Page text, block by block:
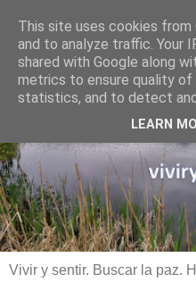
Vivir y sentir. Buscar la paz.
This site uses cookies
and to analyze traffic. Your
shared with Google along
metrics to ensure quality of
statistics, and to detect
LEARN